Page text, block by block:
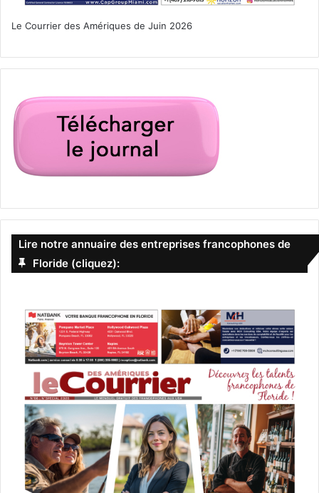
Le Courrier des Amériques de Juin 2026
Lire notre annuaire des entreprises francophones de
Floride (cliquez):